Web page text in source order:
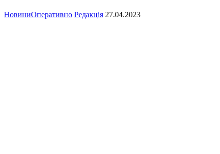
НовиниОперативно Редакція 27.04.2023